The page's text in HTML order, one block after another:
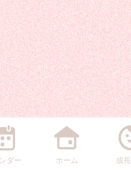
ダー ホーム 成